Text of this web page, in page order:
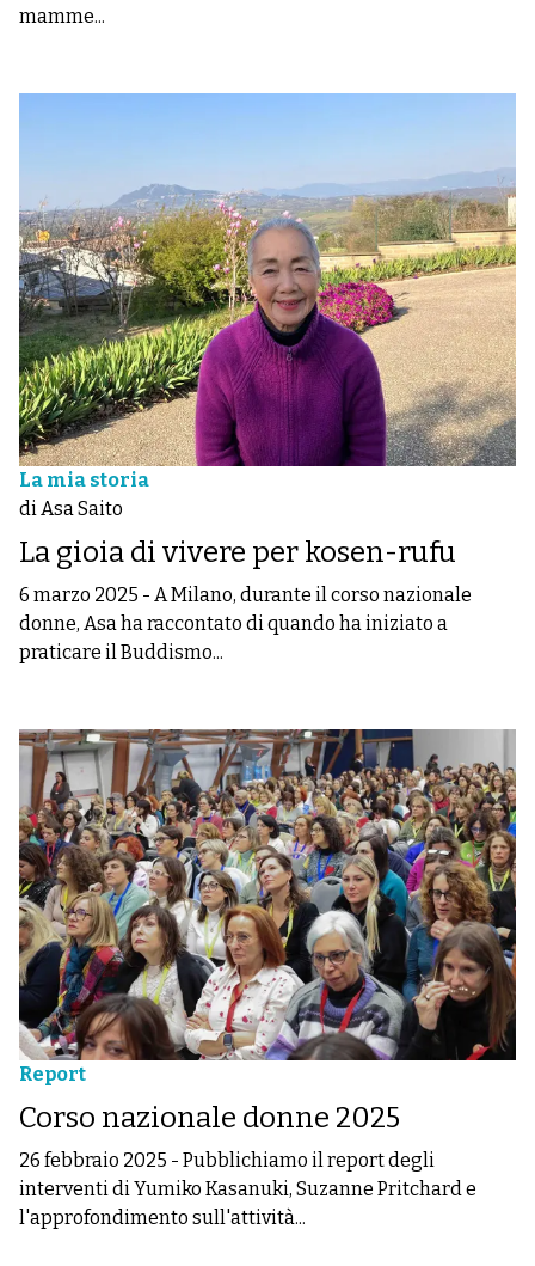
mamme...
La mia storia
di Asa Saito
La gioia di vivere per kosen-rufu
6 marzo 2025 - A Milano, durante il corso nazionale
donne, Asa ha raccontato di quando ha iniziato a
praticare il Buddismo...
Report
Corso nazionale donne 2025
26 febbraio 2025 - Pubblichiamo il report degli
interventi di Yumiko Kasanuki, Suzanne Pritchard e
l'approfondimento sull'attività...